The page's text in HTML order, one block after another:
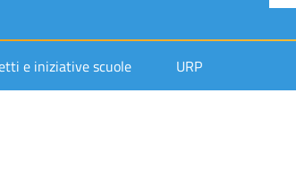
e iniziative scuole URP